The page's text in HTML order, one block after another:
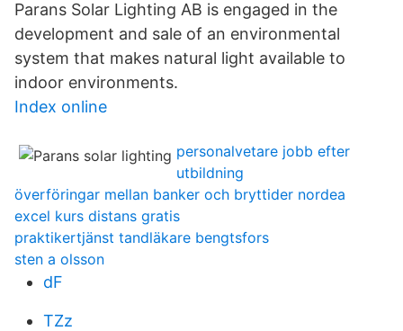
Parans Solar Lighting AB is engaged in the
development and sale of an environmental
system that makes natural light available to
indoor environments.
Index online
personalvetare jobb efter
utbildning
överföringar mellan banker och bryttider nordea
excel kurs distans gratis
praktikertjänst tandläkare bengtsfors
sten a olsson
dF
TZz